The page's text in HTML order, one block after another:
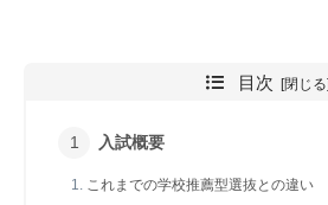
目次
入試概要
これまでの学校推薦型選抜との違い